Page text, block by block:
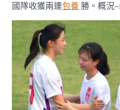
國隊收獲兩連包養 勝。概況